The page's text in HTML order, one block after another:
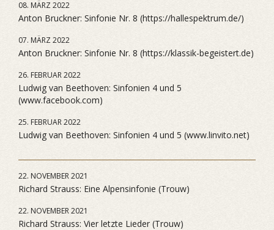
08. MÄRZ 2022
Anton Bruckner: Sinfonie Nr. 8 (https://hallespektrum.de/)
07. MÄRZ 2022
Anton Bruckner: Sinfonie Nr. 8 (https://klassik-begeistert.de)
26. FEBRUAR 2022
Ludwig van Beethoven: Sinfonien 4 und 5
(www.facebook.com)
25. FEBRUAR 2022
Ludwig van Beethoven: Sinfonien 4 und 5 (www.linvito.net)
22. NOVEMBER 2021
Richard Strauss: Eine Alpensinfonie (Trouw)
22. NOVEMBER 2021
Richard Strauss: Vier letzte Lieder (Trouw)